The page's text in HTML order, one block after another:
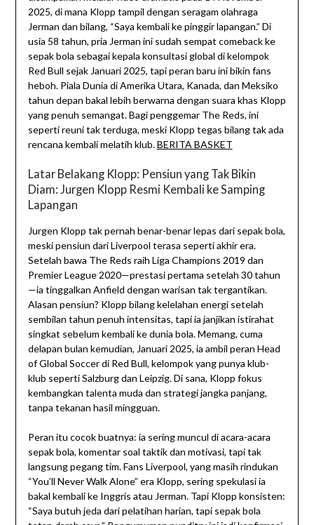
2025, di mana Klopp tampil dengan seragam olahraga
Jerman dan bilang, “Saya kembali ke pinggir lapangan.” Di
usia 58 tahun, pria Jerman ini sudah sempat comeback ke
sepak bola sebagai kepala konsultasi global di kelompok
Red Bull sejak Januari 2025, tapi peran baru ini bikin fans
heboh. Piala Dunia di Amerika Utara, Kanada, dan Meksiko
tahun depan bakal lebih berwarna dengan suara khas Klopp
yang penuh semangat. Bagi penggemar The Reds, ini
seperti reuni tak terduga, meski Klopp tegas bilang tak ada
rencana kembali melatih klub.BERITA BASKET
Latar Belakang Klopp: Pensiun yang Tak Bikin
Diam: Jurgen Klopp Resmi Kembali ke Samping
Lapangan
Jurgen Klopp tak pernah benar-benar lepas dari sepak bola,
meski pensiun dari Liverpool terasa seperti akhir era.
Setelah bawa The Reds raih Liga Champions 2019 dan
Premier League 2020—prestasi pertama setelah 30 tahun
—ia tinggalkan Anfield dengan warisan tak tergantikan.
Alasan pensiun? Klopp bilang kelelahan energi setelah
sembilan tahun penuh intensitas, tapi ia janjikan istirahat
singkat sebelum kembali ke dunia bola. Memang, cuma
delapan bulan kemudian, Januari 2025, ia ambil peran Head
of Global Soccer di Red Bull, kelompok yang punya klub-
klub seperti Salzburg dan Leipzig. Di sana, Klopp fokus
kembangkan talenta muda dan strategi jangka panjang,
tanpa tekanan hasil mingguan.
Peran itu cocok buatnya: ia sering muncul di acara-acara
sepak bola, komentar soal taktik dan motivasi, tapi tak
langsung pegang tim. Fans Liverpool, yang masih rindukan
“You’ll Never Walk Alone” era Klopp, sering spekulasi ia
bakal kembali ke Inggris atau Jerman. Tapi Klopp konsisten:
“Saya butuh jeda dari pelatihan harian, tapi sepak bola